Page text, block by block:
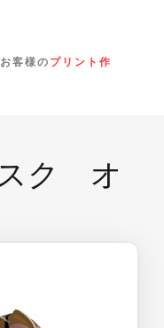
客様の プリント作
ク オ